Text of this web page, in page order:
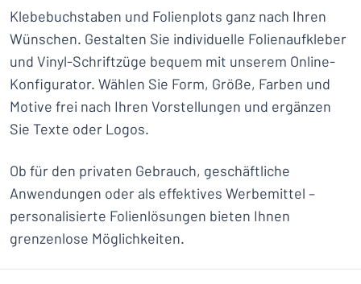
Klebebuchstaben und Folienplots ganz nach Ihren
Wünschen. Gestalten Sie individuelle Folienaufkleber
und Vinyl-Schriftzüge bequem mit unserem Online-
Konfigurator. Wählen Sie Form, Größe, Farben und
Motive frei nach Ihren Vorstellungen und ergänzen
Sie Texte oder Logos.
Ob für den privaten Gebrauch, geschäftliche
Anwendungen oder als effektives Werbemittel –
personalisierte Folienlösungen bieten Ihnen
grenzenlose Möglichkeiten.